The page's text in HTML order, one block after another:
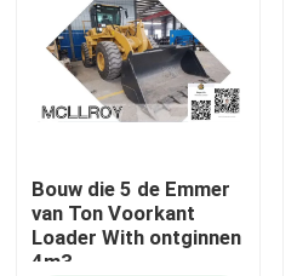
Ongeveer ons
Fabrieksreis
Kwaliteitscontrole
Contacteer ons
Bouw die 5 de Emmer
van Ton Voorkant
Loader With ontginnen
4m3